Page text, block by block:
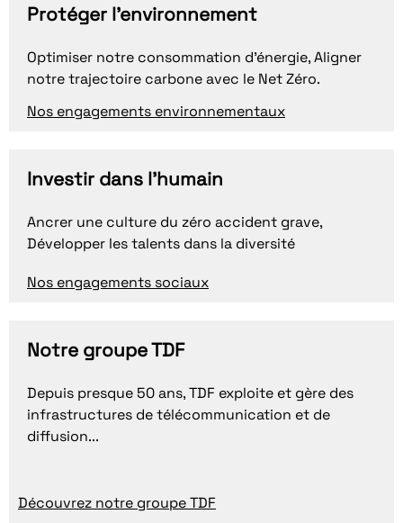
Protéger l'environnement
Optimiser notre consommation d'énergie, Aligner
notre trajectoire carbone avec le Net Zéro.
Nos engagements environnementaux
Investir dans l'humain
Ancrer une culture du zéro accident grave,
Développer les talents dans la diversité
Nos engagements sociaux
Notre groupe TDF
Depuis presque 50 ans, TDF exploite et gère des
infrastructures de télécommunication et de
diffusion...
Découvrez notre groupe TDF